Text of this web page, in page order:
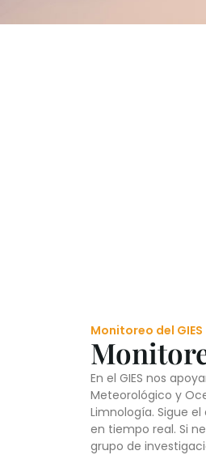
Monitoreo del GIES
En el GIES nos
Meteorológico y
Limnología. Sigue
en tiempo real. Si
grupo de